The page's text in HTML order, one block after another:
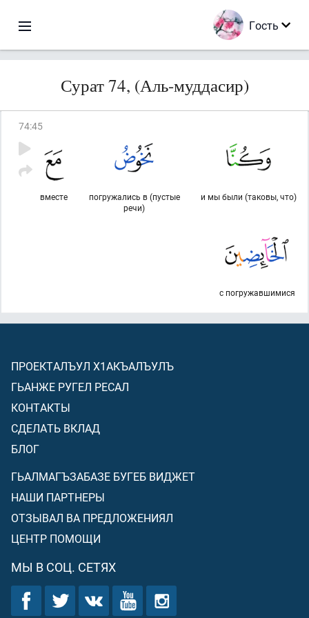
Гость
Сурат 74, (Аль-муддасир)
74:45
и мы были (таковы, что)
погружались в (пустые
речи)
вместе
с погружавшимися
ПРОЕКТАЛЪУЛ Х1АКЪАЛЪУЛЪ
ГЬАНЖЕ РУГЕЛ РЕСАЛ
КОНТАКТЫ
СДЕЛАТЬ ВКЛАД
БЛОГ
ГЬАЛМАГЪЗАБАЗЕ БУГЕБ ВИДЖЕТ
НАШИ ПАРТНЕРЫ
ОТЗЫВАЛ ВА ПРЕДЛОЖЕНИЯЛ
ЦЕНТР ПОМОЩИ
МЫ В СОЦ. СЕТЯХ